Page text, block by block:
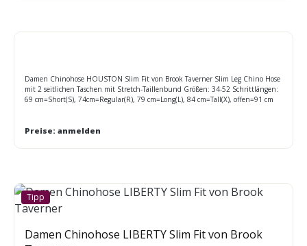
Damen Chinohose HOUSTON Slim Fit von Brook Taverner Slim Leg Chino Hose
mit 2 seitlichen Taschen mit Stretch-Taillenbund Größen: 34-52 Schrittlängen:
69 cm=Short(S), 74cm=Regular(R), 79 cm=Long(L), 84 cm=Tall(X), offen=91 cm
Preise: anmelden
Tipp
Damen Chinohose LIBERTY Slim Fit von Brook